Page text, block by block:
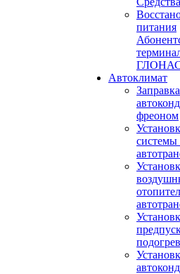
питания
Автоклимат
Заправка
фреоном
системы